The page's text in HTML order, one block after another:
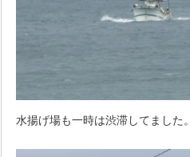
水揚げ場も一時は渋滞してました。